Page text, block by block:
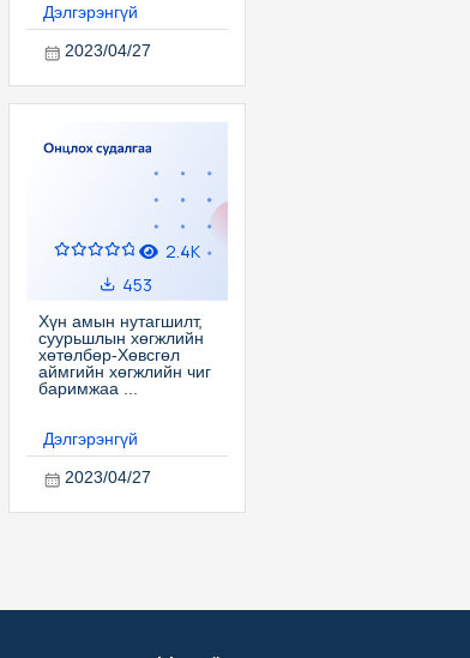
Дэлгэрэнгүй
2023/04/27
2.4K
453
Хүн амын нутагшилт,
суурьшлын хөгжлийн
хөтөлбөр-Хөвсгөл
аймгийн хөгжлийн чиг
баримжаа ...
Дэлгэрэнгүй
2023/04/27